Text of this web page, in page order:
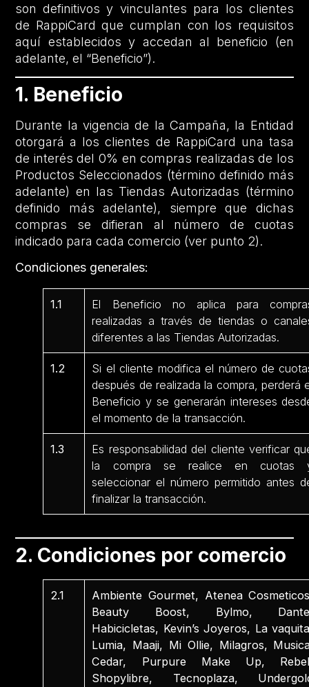
son definitivos y vinculantes para los clientes
de RappiCard que cumplan con los requisitos
aquí establecidos y accedan al beneficio (en
adelante, el “Beneficio”).
1. Beneficio
Durante la vigencia de la Campaña, la Entidad
otorgará a los clientes de RappiCard una tasa
de interés del 0% en compras realizadas de los
Productos Seleccionados (término definido más
adelante) en las Tiendas Autorizadas (término
definido más adelante), siempre que dichas
compras se difieran al número de cuotas
indicado para cada comercio (ver punto 2).
Condiciones generales:
1.1
El Beneficio no aplica para
realizadas a través de tiendas o
diferentes a las Tiendas Autorizadas.
1.2
Si el cliente modifica el número de
después de realizada la compra, perderá
Beneficio y se generarán intereses
el momento de la transacción.
1.3
Es responsabilidad del cliente verificar
la compra se realice en cuotas
seleccionar el número permitido antes
finalizar la transacción.
2. Condiciones por comercio
2.1
Ambiente Gourmet, Atenea
Beauty Boost, Bylmo,
Habicicletas, Kevin’s Joyeros, La
Lumia, Maaji, Mi Ollie, Milagros,
Cedar, Purpure Make Up,
Shopylibre, Tecnoplaza,